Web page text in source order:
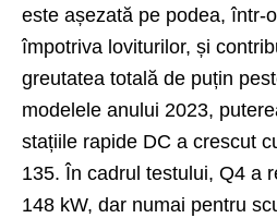
este așezată pe podea, într-
împotriva loviturilor, și
greutatea totală de puțin
modelele anului 2023,
stațiile rapide DC a crescut
135. În cadrul testului, Q4 a
148 kW, dar numai pentru